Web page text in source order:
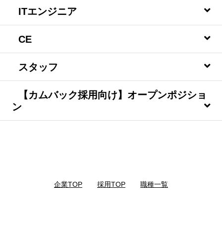
ITエンジニア
CE
スタッフ
【カムバック採用向け】オープンポジショ
ン
企業TOP 採用TOP 職種一覧